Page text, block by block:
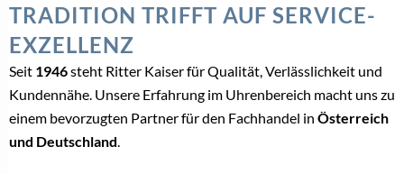
TRADITION TRIFFT AUF SERVICE-
EXZELLENZ
Seit 1946steht Ritter Kaiser für Qualität, Verlässlichkeit und
Kundennähe. Unsere Erfahrung im Uhrenbereich macht uns zu
einem bevorzugten Partner für den Fachhandel in Österreich
und Deutschland